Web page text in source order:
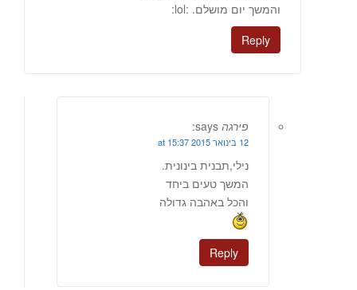
והמשך יום מושלם. :lol:
Reply
פירגה says:
12 בינואר 2015 at 15:37
נילי,תבנית בינונית.
המשך טעים ביחד
והכל באהבה גדולה
Reply